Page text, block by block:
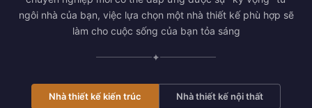
ngôi nhà của bạn, việc lựa chọn một nhà thiết kế phù hợp sẽ
làm cho cuộc sống của bạn tỏa sáng
✦
Nhà thiết kế kiến trúc Nhà thiết kế nội thất